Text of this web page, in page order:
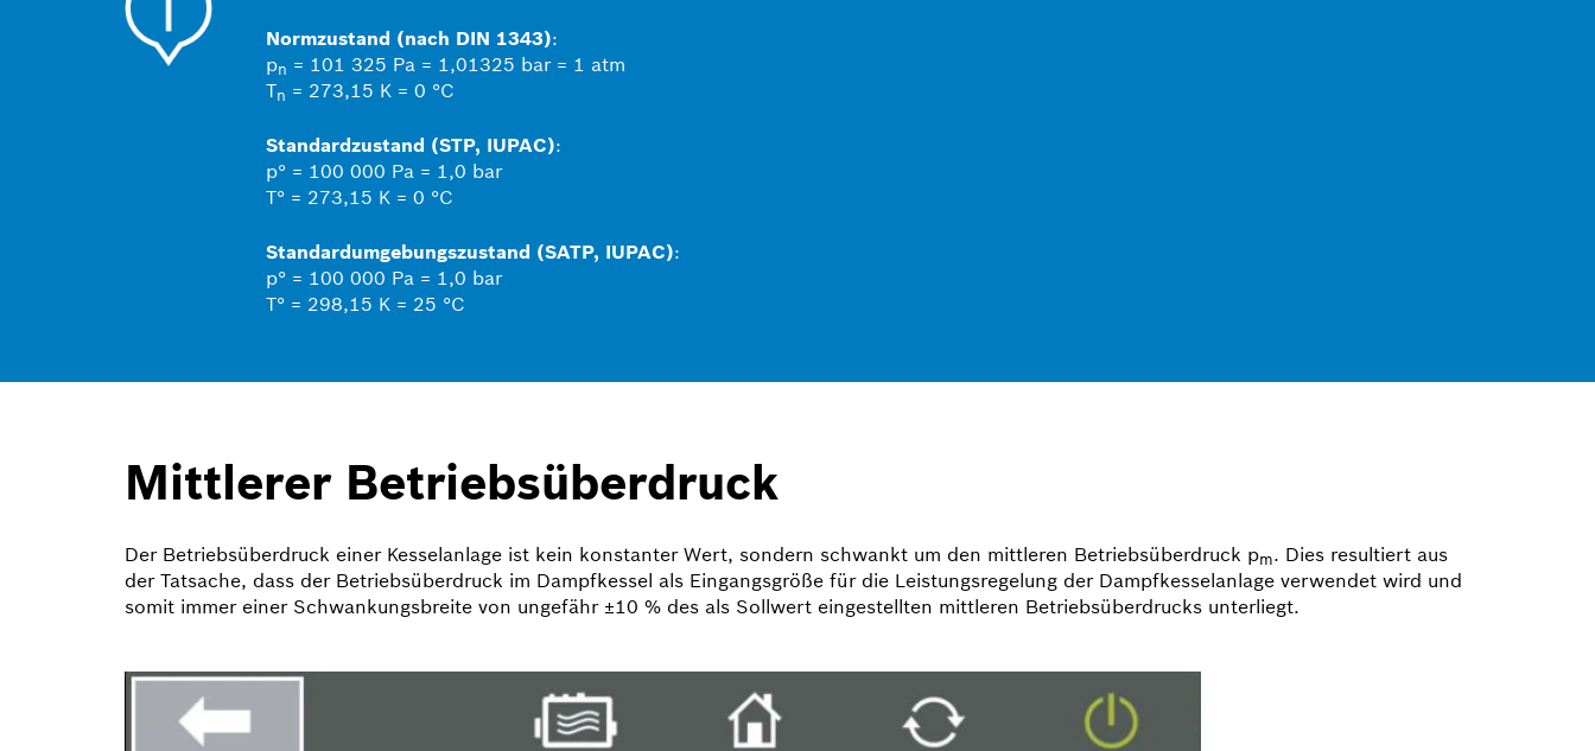
Normzustand (nach DIN 1343):
pn = 101 325 Pa = 1,01325 bar = 1 atm
Tn = 273,15 K = 0 °C
Standardzustand (STP, IUPAC):
p° = 100 000 Pa = 1,0 bar
T° = 273,15 K = 0 °C
Standard­umgebungszustand (SATP, IUPAC):
p° = 100 000 Pa = 1,0 bar
T° = 298,15 K = 25 °C
Mittlerer Betriebsüberdruck
Der Betriebsüberdruck einer Kesselanlage ist kein konstanter Wert, sondern schwankt um den mittleren Betriebsüberdruck pm. Dies resultiert aus
der Tatsache, dass der Betriebsüberdruck im Dampfkessel als Eingangsgröße für die Leistungsregelung der Dampfkesselanlage verwendet wird und
somit immer einer Schwankungsbreite von ungefähr ±10 % des als Sollwert eingestellten mittleren Betriebsüberdrucks unterliegt.